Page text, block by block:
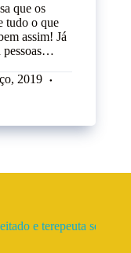
que os
tudo o que
assim! Já
pessoas…
2019